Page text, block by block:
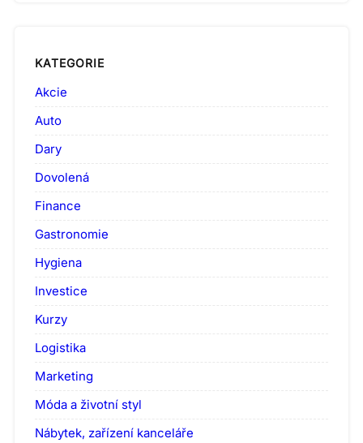
KATEGORIE
Akcie
Auto
Dary
Dovolená
Finance
Gastronomie
Hygiena
Investice
Kurzy
Logistika
Marketing
Móda a životní styl
Nábytek, zařízení kanceláře